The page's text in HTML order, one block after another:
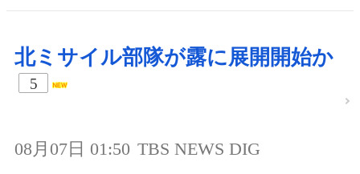
北ミサイル部隊が露に展開開始か
5
08月07日 01:50 TBS NEWS DIG